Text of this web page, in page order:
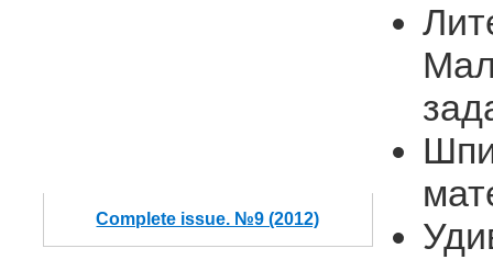
Complete issue. №9 (2012)